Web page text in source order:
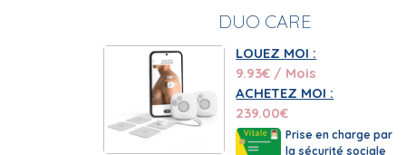
À l'issue des six premiers mois de location,
restituer l'appareil ou l'acheter, pour le
À noter, que les professionnels médicaux
nous prenons en charge la formation de
L'expertise et
DUO CARE
LOUEZ MOI :
9.93€ / Mois
ACHETEZ MOI :
239.00€
Prise en charge par
la sécurité sociale